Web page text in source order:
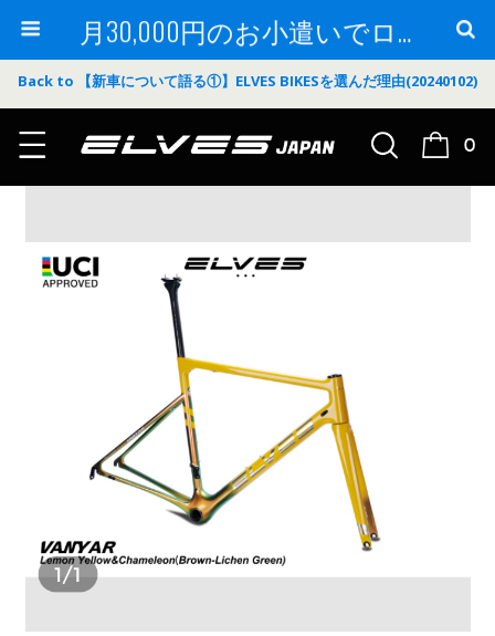
月30,000円のお小遣いでロードバイク
Back to 【新車について語る①】ELVES BIKESを選んだ理由(20240102)